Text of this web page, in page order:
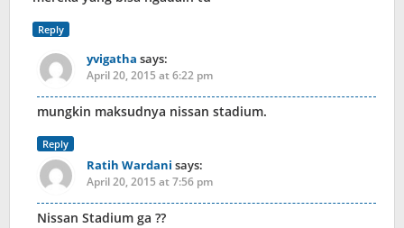
Reply
yvigatha says:
April 20, 2015 at 6:22 pm
mungkin maksudnya nissan stadium.
Reply
Ratih Wardani says:
April 20, 2015 at 7:56 pm
Nissan Stadium ga ??